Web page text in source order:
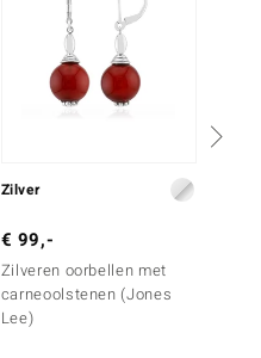
Zilver
€ 99,-
Zilveren oorbellen met
carneoolstenen (Jones
Lee)